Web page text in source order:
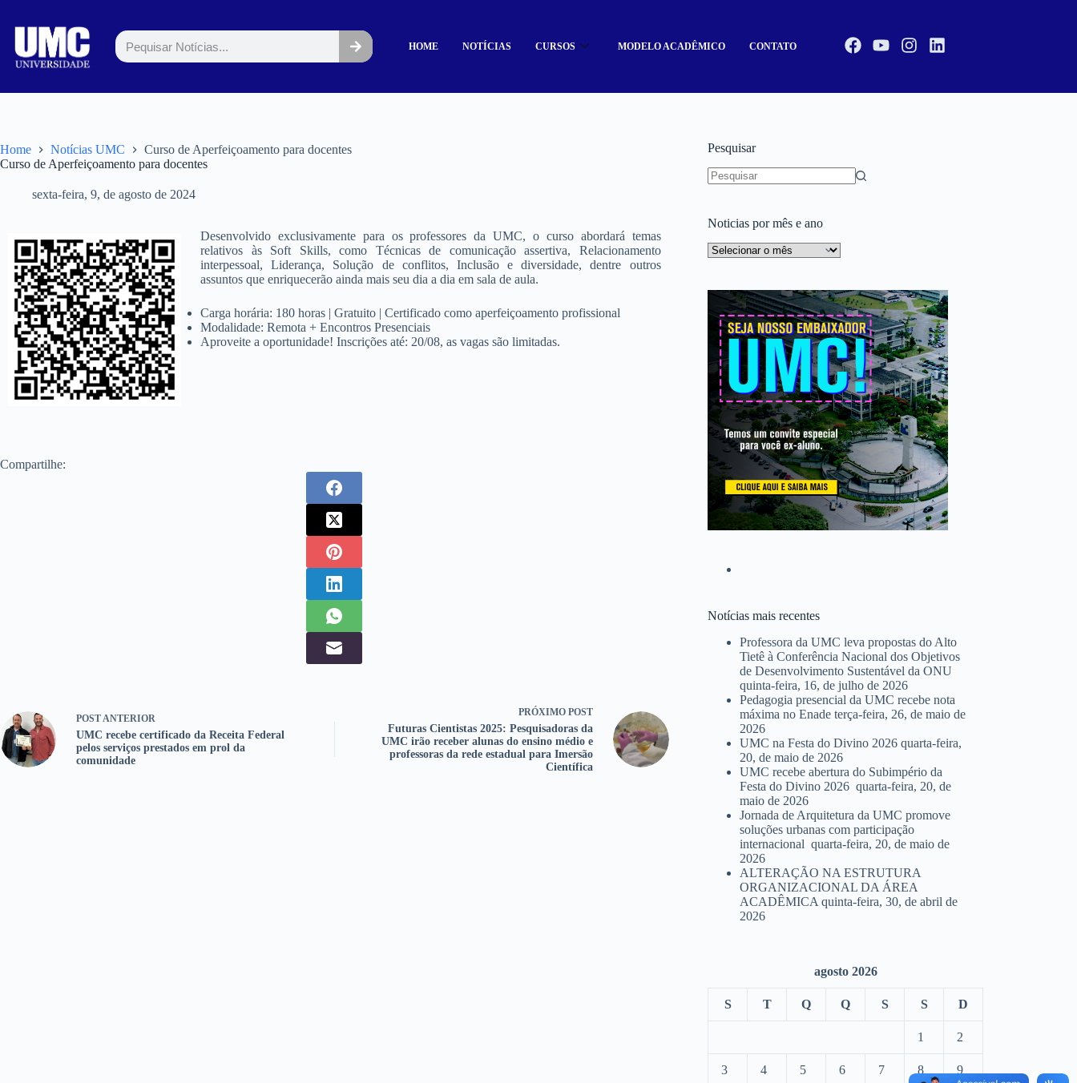
HOME NOTÍCIAS CURSOS MODELO ACADÊMICO CONTATO
Home Notícias UMC
Curso de Aperfeiçoamento para docentes
Curso de Aperfeiçoamento para docentes
sexta-feira, 9, de agosto de 2024
Desenvolvido exclusivamente para os professores da UMC, o curso abordará temas
relativos às Soft Skills, como Técnicas de comunicação assertiva, Relacionamento
interpessoal, Liderança, Solução de conflitos, Inclusão e diversidade, dentre outros
assuntos que enriquecerão ainda mais seu dia a dia em sala de aula.
Carga horária: 180 horas | Gratuito | Certificado como aperfeiçoamento profissional
Modalidade: Remota + Encontros Presenciais
Aproveite a oportunidade! Inscrições até: 20/08, as vagas são limitadas.
Compartilhe:
POSTANTERIOR
UMC recebe certificado da Receita Federal
pelos serviços prestados em prol da
comunidade
PRÓXIMO POST
Futuras Cientistas 2025: Pesquisadoras da
UMC irão receber alunas do ensino médio e
professoras da rede estadual para Imersão
Científica
Pesquisar
Noticias por mês e ano
Notícias mais recentes
Professora da UMC leva propostas do Alto
Tietê à Conferência Nacional dos Objetivos
de Desenvolvimento Sustentável da ONU
quinta-feira, 16, de julho de 2026
Pedagogia presencial da UMC recebe nota
máxima no Enade terça-feira, 26, de maio de
2026
UMC na Festa do Divino 2026 quarta-feira,
20, de maio de 2026
UMC recebe abertura do Subimpério da
Festa do Divino 2026 quarta-feira, 20, de
maio de 2026
Jornada de Arquitetura da UMC promove
soluções urbanas com participação
internacional quarta-feira, 20, de maio de
2026
ALTERAÇÃO NA ESTRUTURA
ORGANIZACIONAL DA ÁREA
ACADÊMICA quinta-feira, 30, de abril de
2026
agosto 2026
S T Q Q S S D
1 2
3 4 5 6 7 8 9